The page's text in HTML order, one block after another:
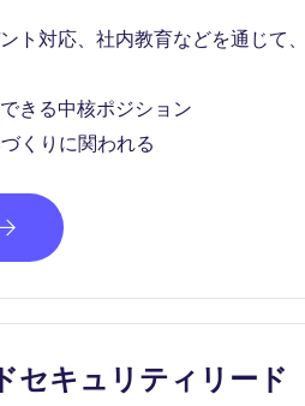
ト対応、社内教育などを通じて
きる中核ポジション
くりに関われる
セキュリティリード